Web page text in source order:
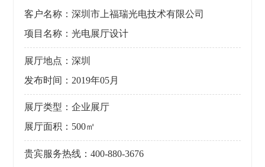
客户名称：深圳市上福瑞光电技术有限公司
项目名称：光电展厅设计
展厅地点：深圳
发布时间：2019年05月
展厅类型：企业展厅
展厅面积：500㎡
贵宾服务热线：400-880-3676